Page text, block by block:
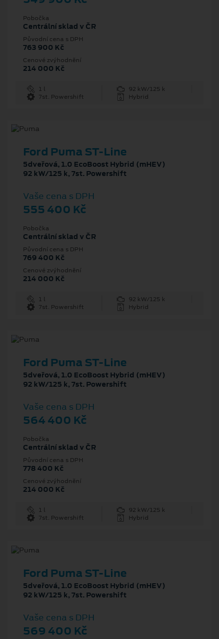
Pobočka
Centrální sklad v ČR
Původní cena s DPH
763 900 Kč
Cenové zvýhodnění
214 000 Kč
1 l
92 kW/125 k
7st. Powershift
Hybrid
Ford Puma ST-Line
5dveřová, 1.0 EcoBoost Hybrid (mHEV)
92 kW/125 k, 7st. Powershift
Vaše cena s DPH
555 400 Kč
Pobočka
Centrální sklad v ČR
Původní cena s DPH
769 400 Kč
Cenové zvýhodnění
214 000 Kč
1 l
92 kW/125 k
7st. Powershift
Hybrid
Ford Puma ST-Line
5dveřová, 1.0 EcoBoost Hybrid (mHEV)
92 kW/125 k, 7st. Powershift
Vaše cena s DPH
564 400 Kč
Pobočka
Centrální sklad v ČR
Původní cena s DPH
778 400 Kč
Cenové zvýhodnění
214 000 Kč
1 l
92 kW/125 k
7st. Powershift
Hybrid
Ford Puma ST-Line
5dveřová, 1.0 EcoBoost Hybrid (mHEV)
92 kW/125 k, 7st. Powershift
Vaše cena s DPH
569 400 Kč